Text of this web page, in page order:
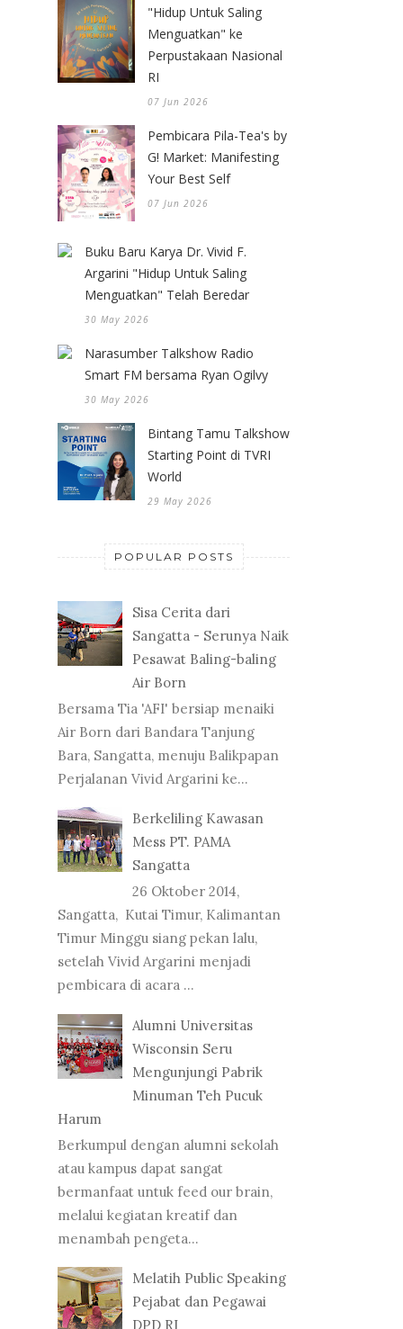
"Hidup Untuk Saling
Menguatkan" ke
Perpustakaan Nasional
RI
07 Jun 2026
Pembicara Pila-Tea's by
G! Market: Manifesting
Your Best Self
07 Jun 2026
Buku Baru Karya Dr. Vivid F.
Argarini "Hidup Untuk Saling
Menguatkan" Telah Beredar
30 May 2026
Narasumber Talkshow Radio
Smart FM bersama Ryan Ogilvy
30 May 2026
Bintang Tamu Talkshow
Starting Point di TVRI
World
29 May 2026
POPULAR POSTS
Sisa Cerita dari
Sangatta - Serunya Naik
Pesawat Baling-baling
Air Born
Bersama Tia 'AFI' bersiap menaiki
Air Born dari Bandara Tanjung
Bara, Sangatta, menuju Balikpapan
Perjalanan Vivid Argarini ke...
Berkeliling Kawasan
Mess PT. PAMA
Sangatta
26 Oktober 2014,
Sangatta, Kutai Timur, Kalimantan
Timur Minggu siang pekan lalu,
setelah Vivid Argarini menjadi
pembicara di acara ...
Alumni Universitas
Wisconsin Seru
Mengunjungi Pabrik
Minuman Teh Pucuk
Harum
Berkumpul dengan alumni sekolah
atau kampus dapat sangat
bermanfaat untuk feed our brain,
melalui kegiatan kreatif dan
menambah pengeta...
Melatih Public Speaking
Pejabat dan Pegawai
DPD RI